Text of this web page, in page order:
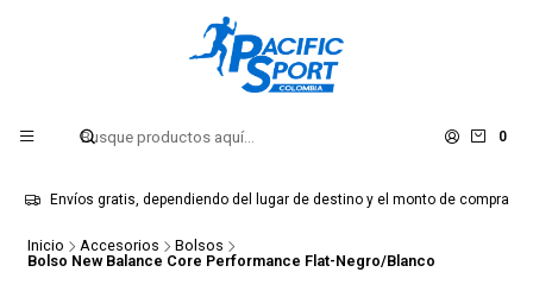
0
Envíos gratis, dependiendo del lugar de destino y el monto de compra
Inicio Accesorios
Bolsos
Bolso New Balance Core Performance Flat-Negro/Blanco